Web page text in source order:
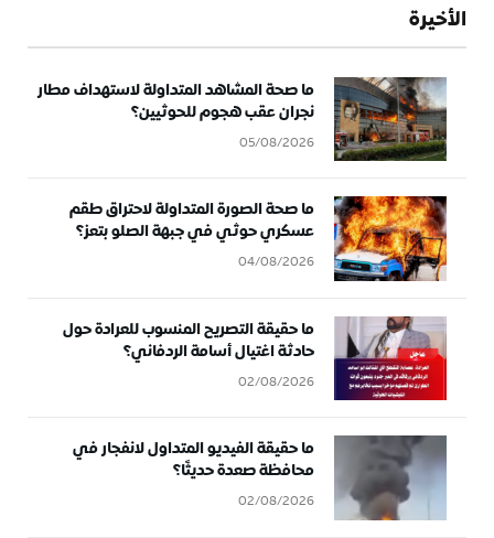
الأخيرة
ما صحة المشاهد المتداولة لاستهداف مطار
نجران عقب هجوم للحوثيين؟
05/08/2026
ما صحة الصورة المتداولة لاحتراق طقم
عسكري حوثي في جبهة الصلو بتعز؟
04/08/2026
ما حقيقة التصريح المنسوب للعرادة حول
حادثة اغتيال أسامة الردفاني؟
02/08/2026
ما حقيقة الفيديو المتداول لانفجار في
محافظة صعدة حديثًا؟
02/08/2026